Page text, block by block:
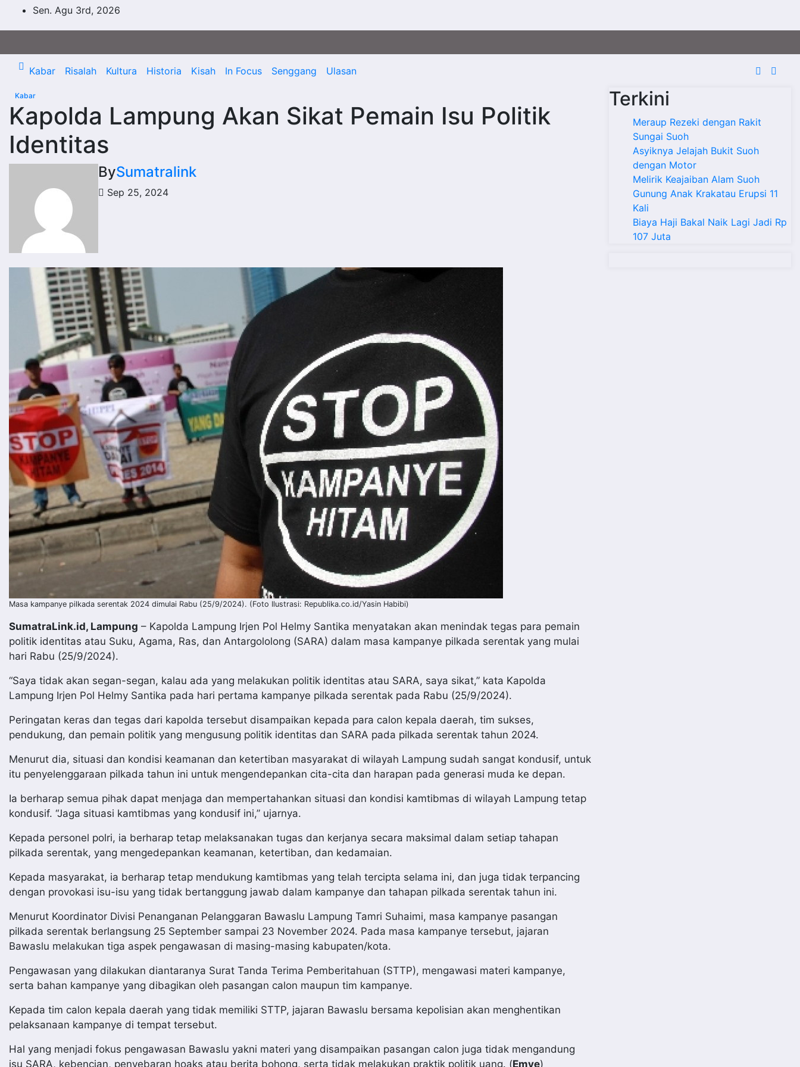
Sen. Agu 3rd, 2026
Kabar Risalah Kultura Historia Kisah In Focus Senggang Ulasan
Kabar
Kapolda Lampung Akan Sikat Pemain Isu Politik
Identitas
BySumatralink
Sep 25, 2024
Masa kampanye pilkada serentak 2024 dimulai Rabu (25/9/2024). (Foto Ilustrasi: Republika.co.id/Yasin Habibi)
SumatraLink.id, Lampung – Kapolda Lampung Irjen Pol Helmy Santika menyatakan akan menindak tegas para pemain
politik identitas atau Suku, Agama, Ras, dan Antargololong (SARA) dalam masa kampanye pilkada serentak yang mulai
hari Rabu (25/9/2024).
“Saya tidak akan segan-segan, kalau ada yang melakukan politik identitas atau SARA, saya sikat,” kata Kapolda
Lampung Irjen Pol Helmy Santika pada hari pertama kampanye pilkada serentak pada Rabu (25/9/2024).
Peringatan keras dan tegas dari kapolda tersebut disampaikan kepada para calon kepala daerah, tim sukses,
pendukung, dan pemain politik yang mengusung politik identitas dan SARA pada pilkada serentak tahun 2024.
Menurut dia, situasi dan kondisi keamanan dan ketertiban masyarakat di wilayah Lampung sudah sangat kondusif, untuk
itu penyelenggaraan pilkada tahun ini untuk mengendepankan cita-cita dan harapan pada generasi muda ke depan.
Ia berharap semua pihak dapat menjaga dan mempertahankan situasi dan kondisi kamtibmas di wilayah Lampung tetap
kondusif. “Jaga situasi kamtibmas yang kondusif ini,” ujarnya.
Kepada personel polri, ia berharap tetap melaksanakan tugas dan kerjanya secara maksimal dalam setiap tahapan
pilkada serentak, yang mengedepankan keamanan, ketertiban, dan kedamaian.
Kepada masyarakat, ia berharap tetap mendukung kamtibmas yang telah tercipta selama ini, dan juga tidak terpancing
dengan provokasi isu-isu yang tidak bertanggung jawab dalam kampanye dan tahapan pilkada serentak tahun ini.
Menurut Koordinator Divisi Penanganan Pelanggaran Bawaslu Lampung Tamri Suhaimi, masa kampanye pasangan
pilkada serentak berlangsung 25 September sampai 23 November 2024. Pada masa kampanye tersebut, jajaran
Bawaslu melakukan tiga aspek pengawasan di masing-masing kabupaten/kota.
Pengawasan yang dilakukan diantaranya Surat Tanda Terima Pemberitahuan (STTP), mengawasi materi kampanye,
serta bahan kampanye yang dibagikan oleh pasangan calon maupun tim kampanye.
Kepada tim calon kepala daerah yang tidak memiliki STTP, jajaran Bawaslu bersama kepolisian akan menghentikan
pelaksanaan kampanye di tempat tersebut.
Hal yang menjadi fokus pengawasan Bawaslu yakni materi yang disampaikan pasangan calon juga tidak mengandung
isu SARA, kebencian, penyebaran hoaks atau berita bohong, serta tidak melakukan praktik politik uang. (Emye)
Terkini
Meraup Rezeki dengan Rakit
Sungai Suoh
Asyiknya Jelajah Bukit Suoh
dengan Motor
Melirik Keajaiban Alam Suoh
Gunung Anak Krakatau Erupsi 11
Kali
Biaya Haji Bakal Naik Lagi Jadi Rp
107 Juta